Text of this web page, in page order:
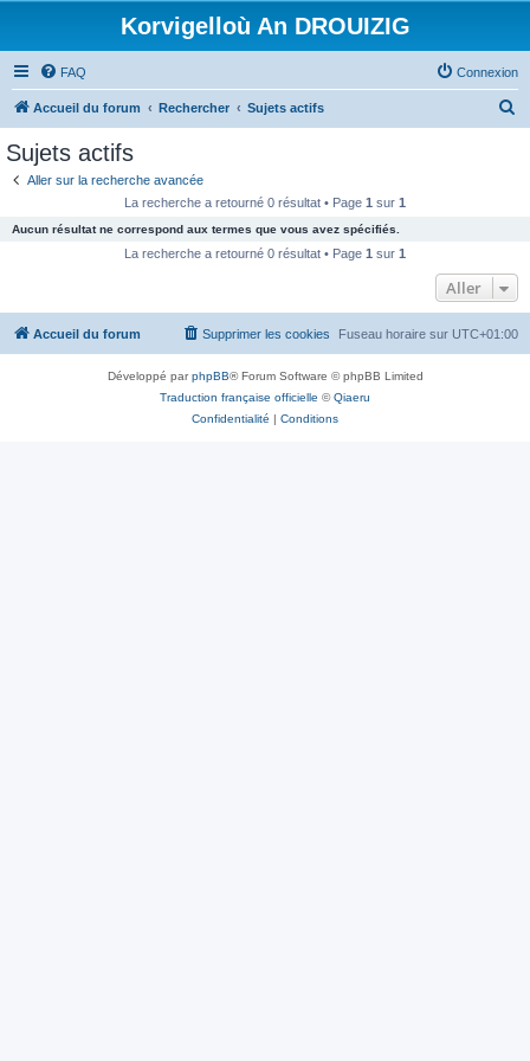
Korvigelloù An DROUIZIG
FAQ Connexion
Accueil du forum Rechercher Sujets actifs
c
e
Sujets actifs
Aller sur la recherche avancée
La recherche a retourné 0 résultat • Page 1 sur 1
Aucun résultat ne correspond aux termes que vous avez spécifiés.
La recherche a retourné 0 résultat • Page 1 sur 1
Aller
Accueil du forum Fuseau horaire sur UTC+01:00
Supprimer les cookies
Développé parphpBB® Forum Software © phpBB Limited
Traduction française officielle ©Qiaeru
Confidentialité | Conditions